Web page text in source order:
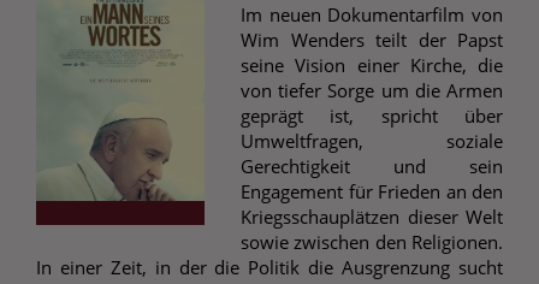
Im neuen Dokumentarfilm von
Wim Wenders teilt der Papst
seine Vision einer Kirche, die
von tiefer Sorge um die Armen
geprägt ist, spricht über
Umweltfragen, soziale
Gerechtigkeit und sein
Engagement für Frieden an den
Kriegsschauplätzen dieser Welt
sowie zwischen den Religionen.
In einer Zeit, in der die Politik die Ausgrenzung sucht